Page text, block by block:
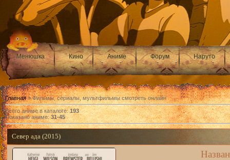
Менюшка Кино Аниме Форум Наруто
Главная» Фильмы, сериалы, мультфильмы смотреть онлайн
Всего аниме в каталоге:193
Показано аниме:31-45
Север ада (2015)